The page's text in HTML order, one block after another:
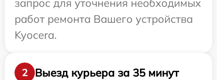
запрос для уточнения необходимых
работ ремонта Вашего устройства
Kyocera.
2
Выезд курьера за 35 минут